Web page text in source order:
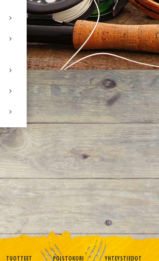
TUOTTEET POISTOKORI YHTEYSTIEDOT